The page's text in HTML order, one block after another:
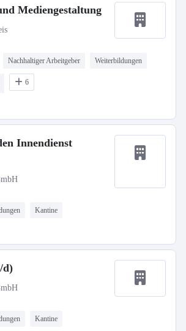
Mediengestaltung
Nachhaltiger Arbeitgeber Weiterbildungen
6
Innendienst
Kantine
d)
Kantine